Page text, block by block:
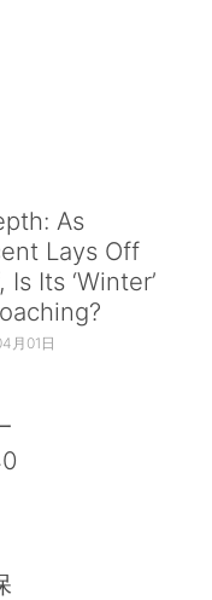
As
Lays Off
Is Its ‘Winter’
月01日